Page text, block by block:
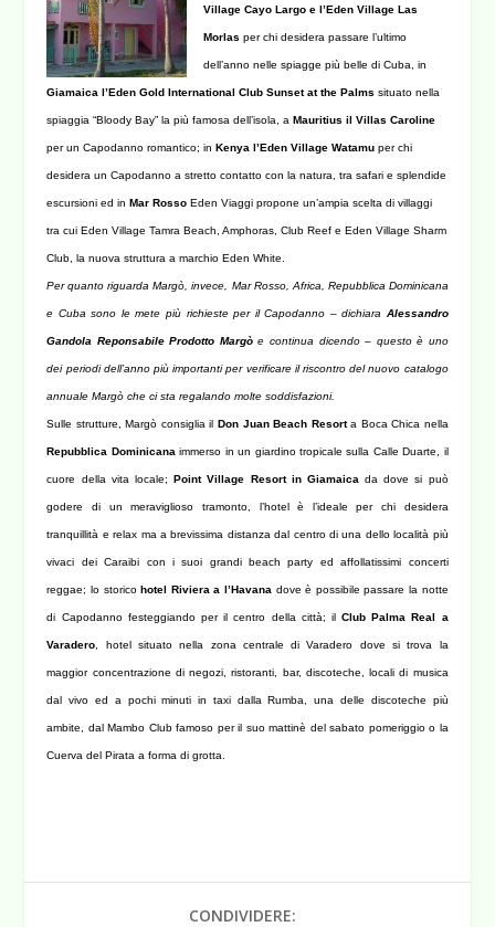
Village Cayo Largo e l’Eden Village Las
Morlasper chi desidera passare l’ultimo
dell’anno nelle spiagge più belle di Cuba, in
Giamaica l’Eden Gold International Club Sunset at the Palms situato nella
spiaggia “Bloody Bay” la più famosa dell’isola,aMauritius il Villas Caroline
per un Capodanno romantico; inKenya l’Eden Village Watamuper chi
desidera un Capodanno a stretto contatto con la natura, tra safari e splendide
escursioni ed inMar RossoEden Viaggi propone un’ampia scelta di villaggi
tra cui Eden Village Tamra Beach, Amphoras, Club Reef e Eden Village Sharm
Club, la nuova struttura a marchio Eden White.
Per quanto riguarda Margò, invece, Mar Rosso, Africa, Repubblica Dominicana
e Cuba sono le mete più richieste per il Capodanno – dichiara Alessandro
Gandola Reponsabile Prodotto Margòe continua dicendo – questo è uno
dei periodi dell’anno più importanti per verificare il riscontro del nuovo catalogo
annuale Margò che ci sta regalando molte soddisfazioni.
Sulle strutture, Margò consiglia il Don Juan Beach Resorta Boca Chica nella
Repubblica Dominicana immerso in un giardino tropicale sulla Calle Duarte, il
cuore della vita locale;Point Village Resort in Giamaica da dove si può
godere di un meraviglioso tramonto, l’hotel è l’ideale per chi desidera
tranquillità e relax ma a brevissima distanza dal centro di una dello località più
vivaci dei Caraibi con i suoi grandi beach party ed affollatissimi concerti
reggae; lo storicohotel Riviera a l’Havana dove è possibile passare la notte
di Capodanno festeggiando per il centro della città; ilClub Palma Real a
Varadero , hotel situato nella zona centrale di Varadero dove si trova la
maggior concentrazione di negozi, ristoranti, bar, discoteche, locali di musica
dal vivo ed a pochi minuti in taxi dalla Rumba, una delle discoteche più
ambite, dal Mambo Club famoso per il suo mattinè del sabato pomeriggio o la
Cuerva del Pirata a forma di grotta.
CONDIVIDERE: